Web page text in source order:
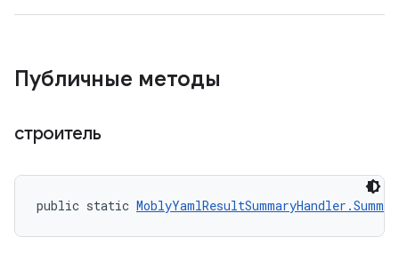
Публичные методы
строитель
public static